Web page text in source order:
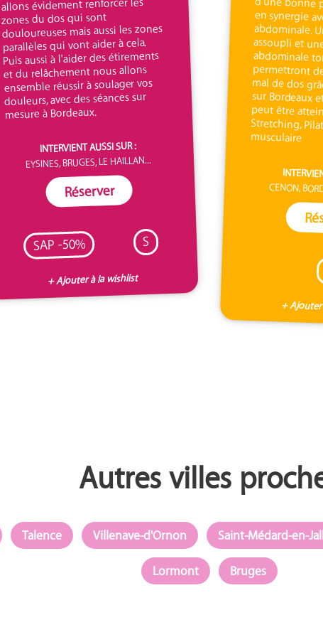
zones du dos qui sont
douloureuses mais aussi les zones
parallèles qui vont aider à cela.
Puis aussi à l'aider des étirements
et du relâchement nous allons
ensemble réussir à soulager vos
douleurs, avec des séances sur
mesure à Bordeaux.
INTERVIENT AUSSI SUR :
EYSINES, BRUGES, LE HAILLAN...
Réserver
SAP -50% S
+ Ajouter à la wishlist
musculaire
CENON,
+
Autres villes
Talence Villenave-d'Ornon Saint-Médard-en-
Lormont
Bruges